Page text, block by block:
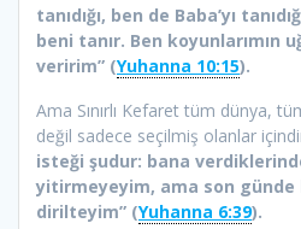
tanıdığı, ben de Baba’yı
beni tanır. Ben koyunlarımın
veririm” (Yuhanna 10:15).
Ama Sınırlı Kefaret tüm dünya,
değil sadece seçilmiş olanlar
isteği şudur: bana
yitirmeyeyim, ama son günde
dirilteyim” (Yuhanna 6:39).